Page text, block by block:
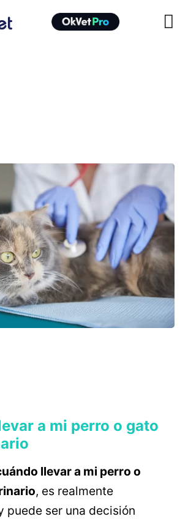
a mi perro o gato
llevar a mi perro o
, es realmente
puede ser una decisión